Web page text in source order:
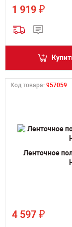
1 919 ₽
Код товара: 957059
Ленточное
4 597 ₽